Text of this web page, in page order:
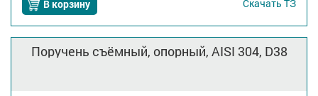
В корзину Скачать ТЗ
Поручень съёмный, опорный, AISI 304, D38